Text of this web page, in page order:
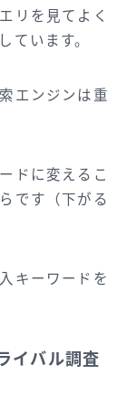
リを見てよく
ています。
エンジンは重
ドに変えるこ
です（下がる
キーワードを
イバル調査